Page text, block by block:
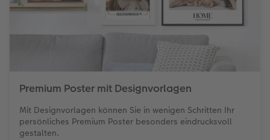
Premium Poster mit Designvorlagen
Mit Designvorlagen können Sie in wenigen Schritten Ihr
persönliches Premium Poster besonders eindrucksvoll
gestalten.